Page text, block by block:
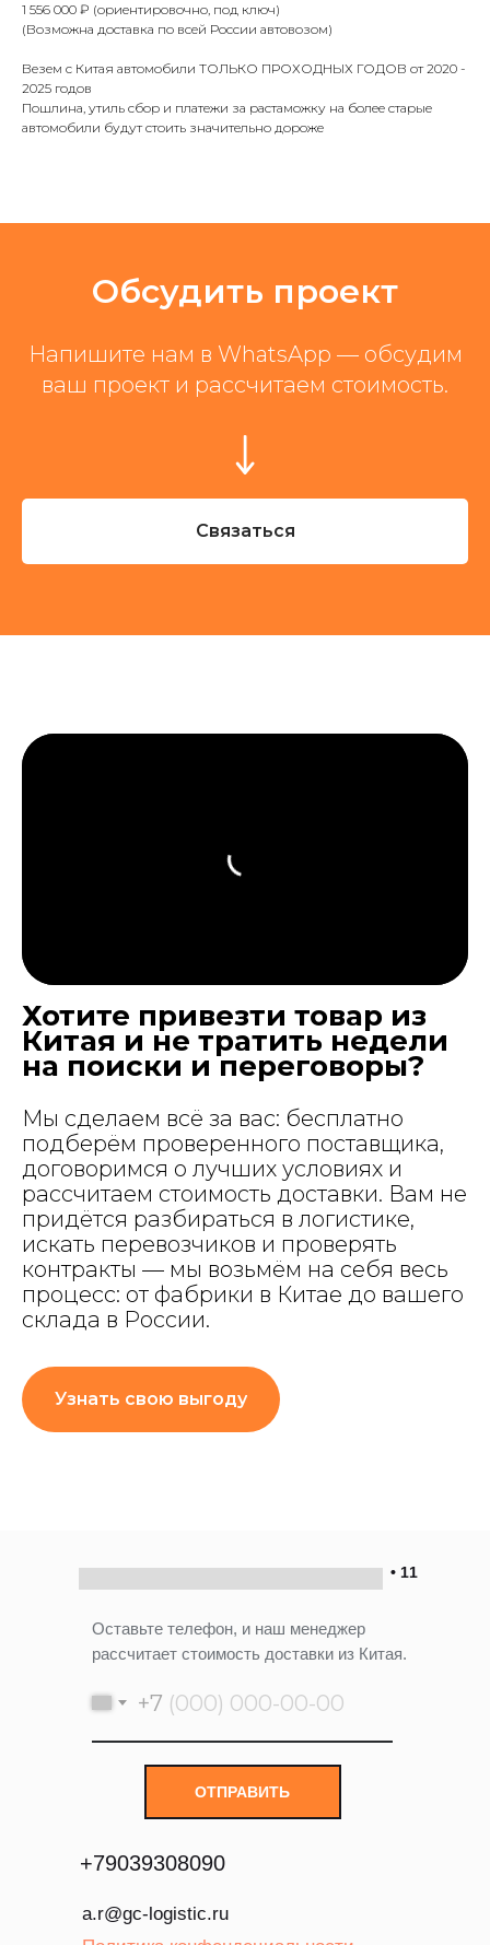
1 556 000 ₽ (ориентировочно, под ключ)
(Возможна доставка по всей России автовозом)
Везем с Китая автомобили ТОЛЬКО ПРОХОДНЫХ ГОДОВ от 2020 -
2025 годов
Пошлина, утиль сбор и платежи за растаможку на более старые
автомобили будут стоить значительно дороже
Обсудить проект
Напишите нам в WhatsApp — обсудим
ваш проект и рассчитаем стоимость.
Связаться
Хотите привезти товар из
Китая и не тратить недели
на поиски и переговоры?
Мы сделаем всё за вас: бесплатно
подберём проверенного поставщика,
договоримся о лучших условиях и
рассчитаем стоимость доставки. Вам не
придётся разбираться в логистике,
искать перевозчиков и проверять
контракты — мы возьмём на себя весь
процесс: от фабрики в Китае до вашего
склада в России.
Узнать свою выгоду
• 11
+7
ОТПРАВИТЬ
Оставьте телефон, и наш менеджер
рассчитает стоимость доставки из Китая.
+79039308090
a.r@gc-logistic.ru